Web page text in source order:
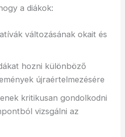
a diákok:
változásának okait és
hozni különböző
újraértelmezésére
kritikusan gondolkodni
vizsgálni az